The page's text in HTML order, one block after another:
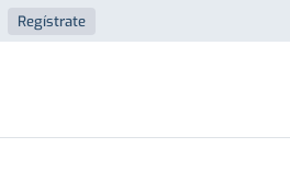
Regístrate